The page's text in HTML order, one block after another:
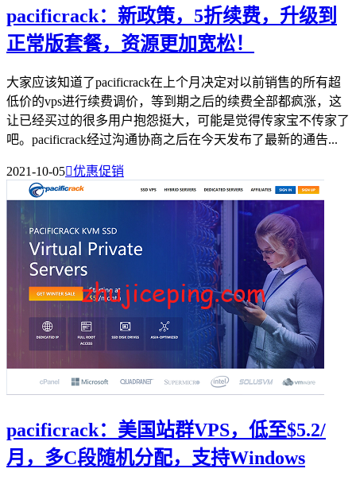
pacificrack：新政策，5折续费，升级到
正常版套餐，资源更加宽松！
大家应该知道了pacificrack在上个月决定对以前销售的所有超
低价的vps进行续费调价，等到期之后的续费全部都疯涨，这
让已经买过的很多用户抱怨挺大，可能是觉得传家宝不传家了
吧。pacificrack经过沟通协商之后在今天发布了最新的通告...
2021-10-05优惠促销
pacificrack：美国站群VPS，低至$5.2/
月，多C段随机分配，支持Windows